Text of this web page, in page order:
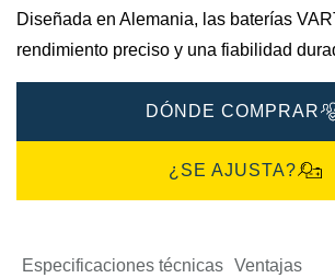
Diseñada en Alemania, las baterías
rendimiento preciso y una fiabilidad
DÓNDE COMPRAR
¿SE AJUSTA?
Especificaciones técnicas Ventajas